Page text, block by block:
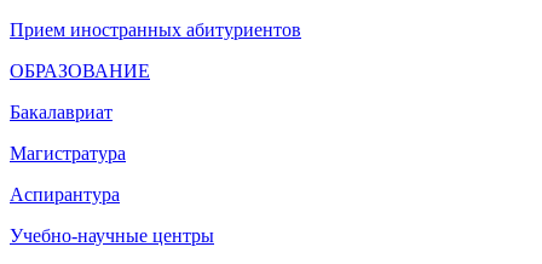
Прием иностранных абитуриентов
ОБРАЗОВАНИЕ
Бакалавриат
Магистратура
Аспирантура
Учебно-научные центры